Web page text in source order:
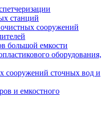
станций
сооружений
большой емкости
оборудования,
сооружений сточных вод и
и емкостного